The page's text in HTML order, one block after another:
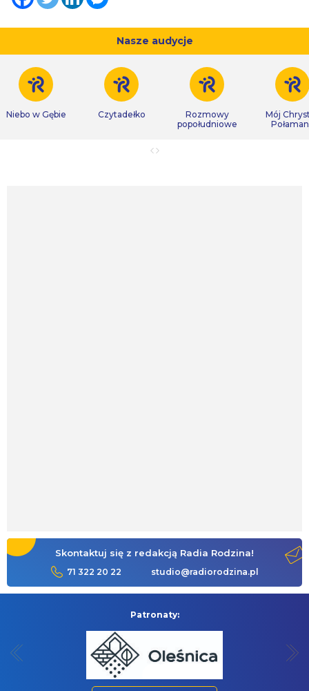
Nasze audycje
Niebo w Gębie Czytadełko
Rozmowy
popołudniowe
Mój
Skontaktuj się z redakcją Radia Rodzina!
71 322 20 22 studio@radiorodzina.pl
Patronaty: